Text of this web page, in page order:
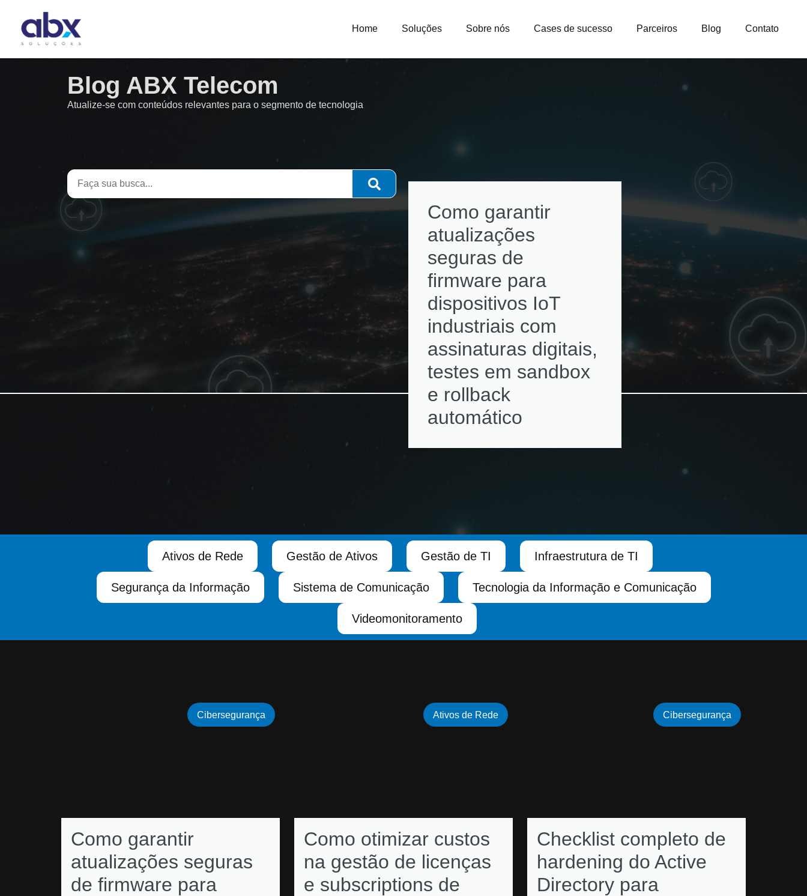
Home Soluções Sobre nós Cases de sucesso Parceiros Blog Contato
Blog ABX Telecom
Atualize-se com conteúdos relevantes para o segmento de tecnologia
Como garantir
atualizações
seguras de
firmware para
dispositivos IoT
industriais com
assinaturas digitais,
testes em sandbox
e rollback
automático
Como otimizar
custos na gestão
licenças e
subscriptions de
ativos de rede
alertas de
renovação
automatizados
ambientes
Ativos de Rede Gestão de Ativos Gestão de TI Infraestrutura de TI
Segurança da Informação Sistema de Comunicação Tecnologia da Informação e Comunicação
Videomonitoramento
Como garantir
atualizações seguras
de firmware para
Cibersegurança
Como otimizar custos
na gestão de licenças
e subscriptions de
Ativos de Rede
Checklist completo de
hardening do Active
Directory para
Cibersegurança